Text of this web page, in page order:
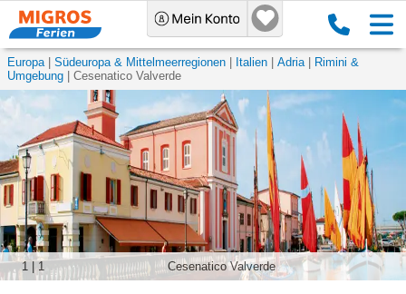
Europa Südeuropa & Mittelmeerregionen Italien Adria
Rimini &
Umgebung
Cesenatico Valverde
Cesenatico Valverde
1 1